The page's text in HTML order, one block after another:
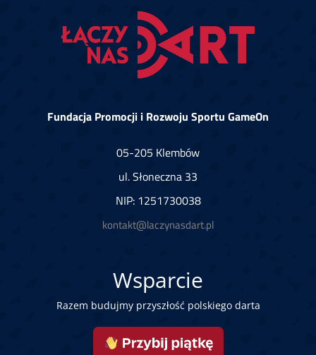
Fundacja Promocji i Rozwoju Sportu GameOn
05-205 Klembów
ul. Słoneczna 33
NIP: 1251730038
kontakt@laczynasdart.pl
Wsparcie
Razem budujmy przyszłość polskiego darta